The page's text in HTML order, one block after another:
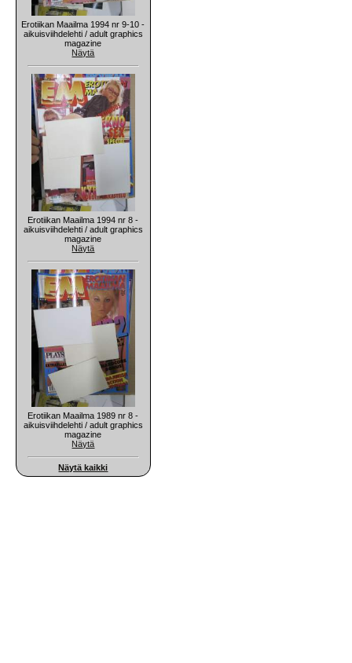
Erotiikan Maailma 1994 nr 9-10 -
aikuisviihdelehti / adult graphics
magazine
Näytä
Erotiikan Maailma 1994 nr 8 -
aikuisviihdelehti / adult graphics
magazine
Näytä
Erotiikan Maailma 1989 nr 8 -
aikuisviihdelehti / adult graphics
magazine
Näytä
Näytä kaikki